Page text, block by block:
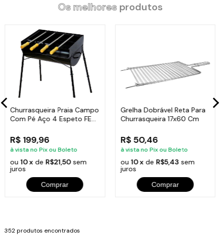
Os melhoresprodutos
Churrasqueira Praia Campo
Com Pé Aço 4 Espeto FE
R$ 199,96
à vista no Pix ou Boleto
ou10 x de R$21,50sem
juros
Comprar
Grelha Dobrável Reta Para
Churrasqueira 17x60 Cm
R$ 50,46
à vista no Pix ou Boleto
ou 10 x de R$5,43 sem
juros
Comprar
352 produtos encontrados